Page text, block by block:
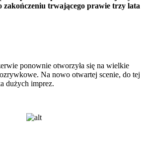
zakończeniu trwającego prawie trzy lata
ponownie otworzyła się na wielkie
Na nowo otwartej scenie, do tej
dużych imprez.